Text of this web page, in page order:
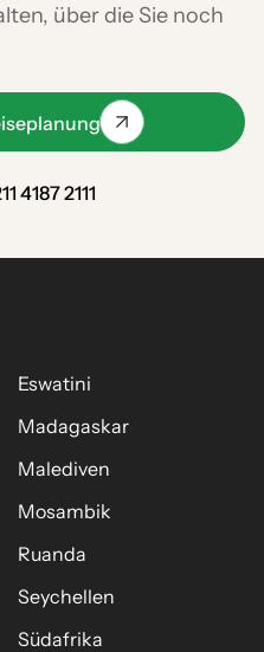
über die Sie noch
4187 2111
Eswatini
Madagaskar
Malediven
Mosambik
Ruanda
Seychellen
Südafrika